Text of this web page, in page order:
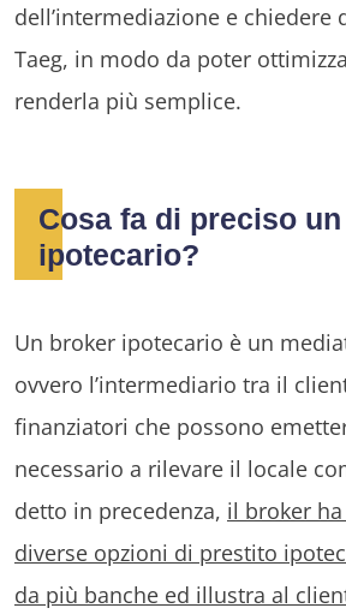
dell’intermediazione e chiedere
Taeg, in modo da poter
renderla più semplice.
Cosa fa di preciso
ipotecario?
Un broker ipotecario è un
ovvero l’intermediario tra il
finanziatori che possono
necessario a rilevare il locale
detto in precedenza, il broker
diverse opzioni di prestito
da più banche ed illustra al